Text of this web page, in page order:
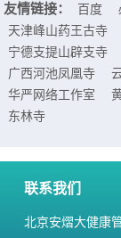
友情链接： 百度
天津峰山药王古寺
宁德支提山辟支寺
广西河池凤凰寺
华严网络工作室
东林寺
联系我们
北京安熠大健康